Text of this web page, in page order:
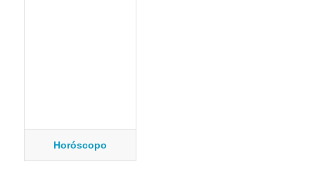
Horóscopo